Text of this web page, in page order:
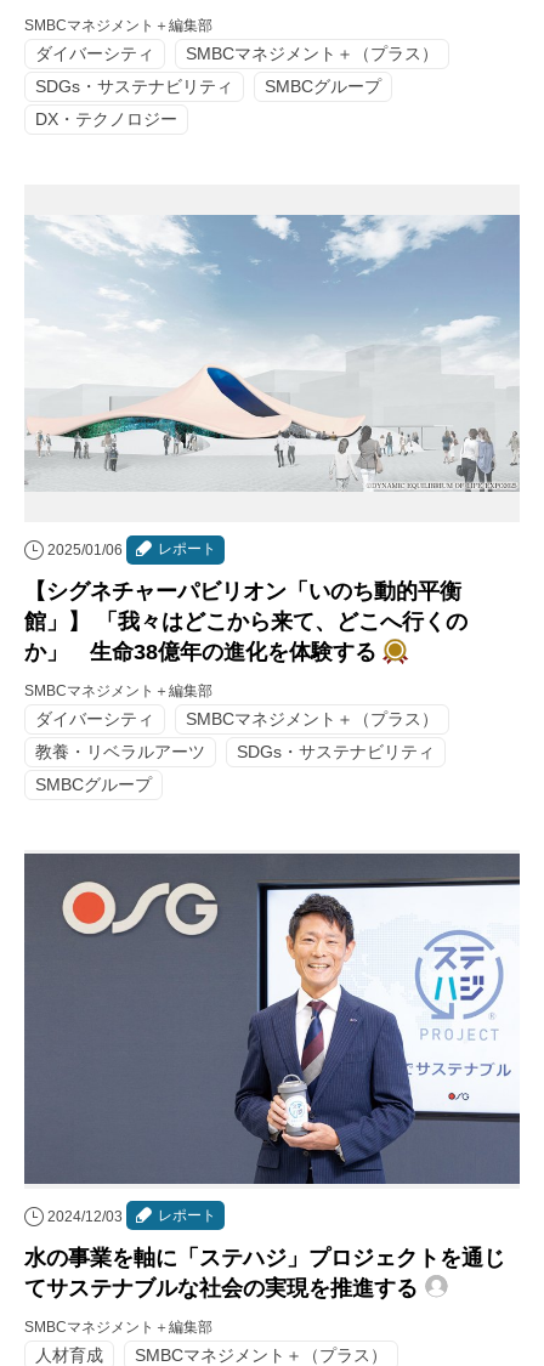
SMBCマネジメント＋編集部
ダイバーシティ
SMBCマネジメント＋（プラス）
SDGs・サステナビリティ
SMBCグループ
DX・テクノロジー
2025/01/06 レポート
【シグネチャーパビリオン「いのち動的平衡
館」】 「我々はどこから来て、どこへ行くの
か」 生命38億年の進化を体験する
SMBCマネジメント＋編集部
ダイバーシティ
SMBCマネジメント＋（プラス）
教養・リベラルアーツ
SDGs・サステナビリティ
SMBCグループ
2024/12/03 レポート
水の事業を軸に「ステハジ」プロジェクトを通じ
てサステナブルな社会の実現を推進する
SMBCマネジメント＋編集部
人材育成
SMBCマネジメント＋（プラス）